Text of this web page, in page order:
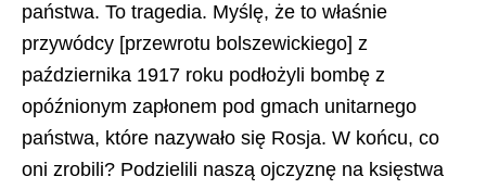
państwa. To tragedia. Myślę, że to właśnie
przywódcy [przewrotu bolszewickiego] z
października 1917 roku podłożyli bombę z
opóźnionym zapłonem pod gmach unitarnego
państwa, które nazywało się Rosja. W końcu, co
oni zrobili? Podzielili naszą ojczyznę na księstwa